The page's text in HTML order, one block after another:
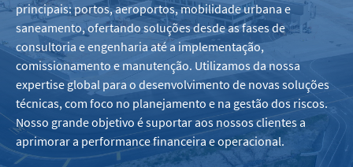
Atuação
Notícias
Canal de Denúncias
Ética
principais: portos, aeroportos, mobilidade urbana e
saneamento, ofertando soluções desde as fases de
consultoria e engenharia até a implementação,
comissionamento e manutenção. Utilizamos da nossa
expertise global para o desenvolvimento de novas soluções
técnicas, com foco no planejamento e na gestão dos riscos.
Nosso grande objetivo é suportar aos nossos clientes a
aprimorar a performance financeira e operacional.